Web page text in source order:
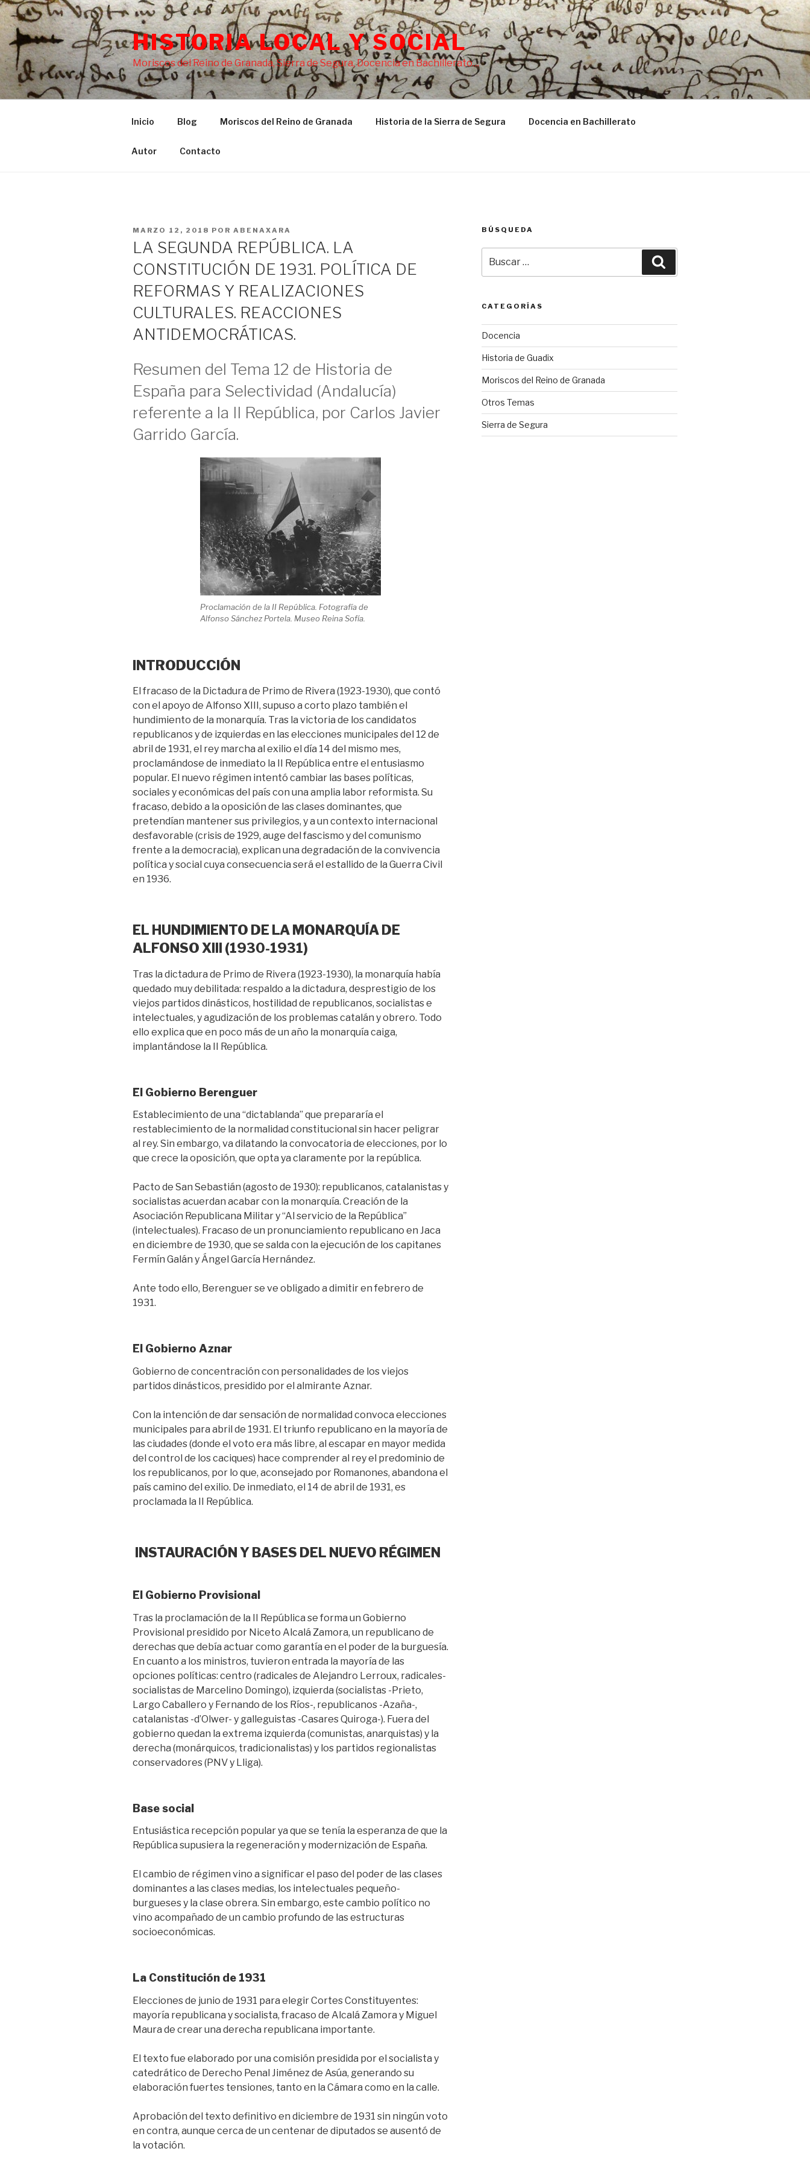
Saltar
al
contenido
HISTORIA LOCAL Y SOCIAL
Moriscos del Reino de Granada, Sierra de Segura, Docencia en Bachillerato…
Inicio Blog Moriscos del Reino de Granada Historia de la Sierra de Segura Docencia en Bachillerato
Autor Contacto
PUBLICADO
MARZO 12, 2018 POR ABENAXARA
LA SEGUNDA REPÚBLICA. LA
CONSTITUCIÓN DE 1931. POLÍTICA DE
REFORMAS Y REALIZACIONES
CULTURALES. REACCIONES
ANTIDEMOCRÁTICAS.
Resumen del Tema 12 de Historia de
España para Selectividad (Andalucía)
referente a la II República, por Carlos Javier
Garrido García.
Proclamación de la II República. Fotografía de
Alfonso Sánchez Portela. Museo Reina Sofía.
INTRODUCCIÓN
El fracaso de la Dictadura de Primo de Rivera (1923-1930), que contó
con el apoyo de Alfonso XIII, supuso a corto plazo también el
hundimiento de la monarquía. Tras la victoria de los candidatos
republicanos y de izquierdas en las elecciones municipales del 12 de
abril de 1931, el rey marcha al exilio el día 14 del mismo mes,
proclamándose de inmediato la II República entre el entusiasmo
popular. El nuevo régimen intentó cambiar las bases políticas,
sociales y económicas del país con una amplia labor reformista. Su
fracaso, debido a la oposición de las clases dominantes, que
pretendían mantener sus privilegios, y a un contexto internacional
desfavorable (crisis de 1929, auge del fascismo y del comunismo
frente a la democracia), explican una degradación de la convivencia
política y social cuya consecuencia será el estallido de la Guerra Civil
en 1936.
EL HUNDIMIENTO DE LA MONARQUÍA DE
ALFONSO XIII (1930-1931)
Tras la dictadura de Primo de Rivera (1923-1930), la monarquía había
quedado muy debilitada: respaldo a la dictadura, desprestigio de los
viejos partidos dinásticos, hostilidad de republicanos, socialistas e
intelectuales, y agudización de los problemas catalán y obrero. Todo
ello explica que en poco más de un año la monarquía caiga,
implantándose la II República.
El Gobierno Berenguer
Establecimiento de una “dictablanda” que prepararía el
restablecimiento de la normalidad constitucional sin hacer peligrar
al rey. Sin embargo, va dilatando la convocatoria de elecciones, por lo
que crece la oposición, que opta ya claramente por la república.
Pacto de San Sebastián (agosto de 1930): republicanos, catalanistas y
socialistas acuerdan acabar con la monarquía. Creación de la
Asociación Republicana Militar y “Al servicio de la República”
(intelectuales). Fracaso de un pronunciamiento republicano en Jaca
en diciembre de 1930, que se salda con la ejecución de los capitanes
Fermín Galán y Ángel García Hernández.
Ante todo ello, Berenguer se ve obligado a dimitir en febrero de
1931.
El Gobierno Aznar
Gobierno de concentración con personalidades de los viejos
partidos dinásticos, presidido por el almirante Aznar.
Con la intención de dar sensación de normalidad convoca elecciones
municipales para abril de 1931. El triunfo republicano en la mayoría de
las ciudades (donde el voto era más libre, al escapar en mayor medida
del control de los caciques) hace comprender al rey el predominio de
los republicanos, por lo que, aconsejado por Romanones, abandona el
país camino del exilio. De inmediato, el 14 de abril de 1931, es
proclamada la II República.
INSTAURACIÓN Y BASES DEL NUEVO RÉGIMEN
El Gobierno Provisional
Tras la proclamación de la II República se forma un Gobierno
Provisional presidido por Niceto Alcalá Zamora, un republicano de
derechas que debía actuar como garantía en el poder de la burguesía.
En cuanto a los ministros, tuvieron entrada la mayoría de las
opciones políticas: centro (radicales de Alejandro Lerroux, radicales-
socialistas de Marcelino Domingo), izquierda (socialistas -Prieto,
Largo Caballero y Fernando de los Ríos-, republicanos -Azaña-,
catalanistas -d’Olwer- y galleguistas -Casares Quiroga-). Fuera del
gobierno quedan la extrema izquierda (comunistas, anarquistas) y la
derecha (monárquicos, tradicionalistas) y los partidos regionalistas
conservadores (PNV y Lliga).
Base social
Entusiástica recepción popular ya que se tenía la esperanza de que la
República supusiera la regeneración y modernización de España.
El cambio de régimen vino a significar el paso del poder de las clases
dominantes a las clases medias, los intelectuales pequeño-
burgueses y la clase obrera. Sin embargo, este cambio político no
vino acompañado de un cambio profundo de las estructuras
socioeconómicas.
La Constitución de 1931
Elecciones de junio de 1931 para elegir Cortes Constituyentes:
mayoría republicana y socialista, fracaso de Alcalá Zamora y Miguel
Maura de crear una derecha republicana importante.
El texto fue elaborado por una comisión presidida por el socialista y
catedrático de Derecho Penal Jiménez de Asúa, generando su
elaboración fuertes tensiones, tanto en la Cámara como en la calle.
Aprobación del texto definitivo en diciembre de 1931 sin ningún voto
en contra, aunque cerca de un centenar de diputados se ausentó de
la votación.
BÚSQUEDA
por:
CATEGORÍAS
Docencia
Historia de Guadix
Moriscos del Reino de Granada
Otros Temas
Sierra de Segura